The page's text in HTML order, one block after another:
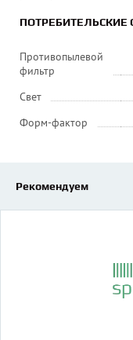
ПОТРЕБИТЕЛЬСКИЕ
Противопылевой
фильтр
Свет
Форм-фактор
Рекомендуем